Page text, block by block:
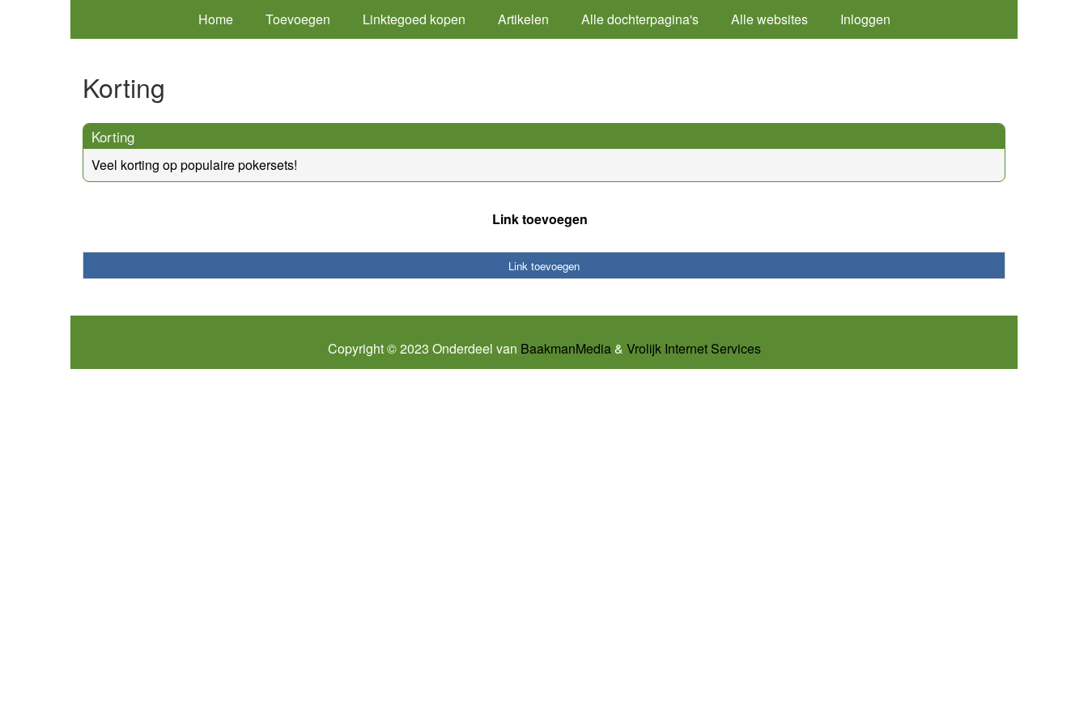
Home Toevoegen Linktegoed kopen Artikelen Alle dochterpagina's Alle websites Inloggen
Korting
Korting
Veel korting op populaire pokersets!
Link toevoegen
Link toevoegen
Copyright © 2023 Onderdeel van BaakmanMedia& Vrolijk Internet Services